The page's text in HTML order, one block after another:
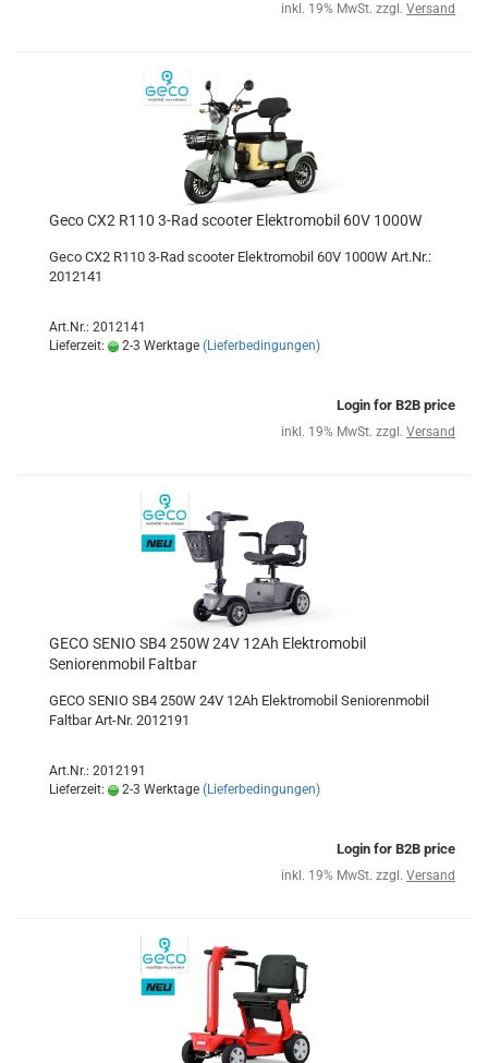
inkl. 19% MwSt. zzgl. Versand
Geco CX2 R110 3-Rad scooter Elektromobil 60V 1000W
Geco CX2 R110 3-Rad scooter Elektromobil 60V 1000W Art.Nr.:
2012141
Art.Nr.: 2012141
Lieferzeit:
2-3 Werktage (Lieferbedingungen)
Login for B2B price
inkl. 19% MwSt. zzgl. Versand
GECO SENIO SB4 250W 24V 12Ah Elektromobil
Seniorenmobil Faltbar
GECO SENIO SB4 250W 24V 12Ah Elektromobil Seniorenmobil
Faltbar Art-Nr. 2012191
Art.Nr.: 2012191
Lieferzeit:
2-3 Werktage (Lieferbedingungen)
Login for B2B price
inkl. 19% MwSt. zzgl. Versand